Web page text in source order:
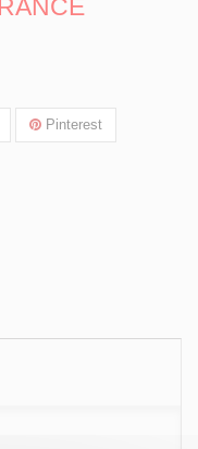
Pinterest